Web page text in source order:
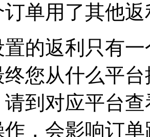
订单用了其他
的返利只有
终您从什么平
到对应平台
，会影响订